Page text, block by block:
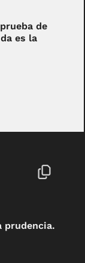
de
es la
prudencia.